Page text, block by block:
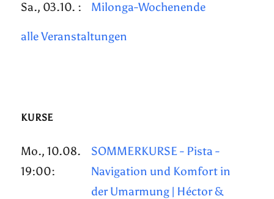
Sa., 03.10. : Milonga-Wochenende
alle Veranstaltungen
KURSE
Mo., 10.08.
19:00:
SOMMERKURSE - Pista -
Navigation und Komfort in
der Umarmung | Héctor &